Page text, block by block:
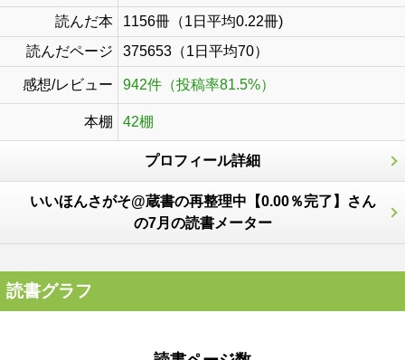
読んだ本
1156冊（1日平均0.22冊)
読んだページ
375653（1日平均70）
感想/レビュー 942件（投稿率81.5%）
本棚 42棚
プロフィール詳細
いいほんさがそ@蔵書の再整理中【0.00％完了】さん
の7月の読書メーター
読書グラフ